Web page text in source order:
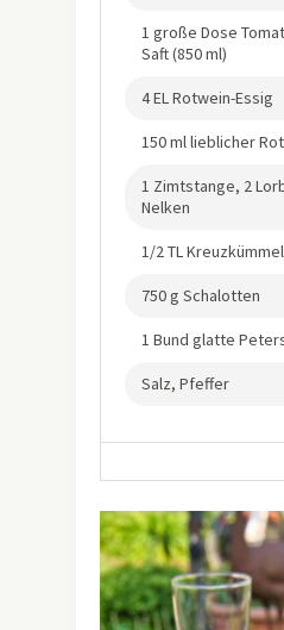
1 große Dose
Saft (850 ml)
4 EL Rotwein-Essig
150 ml lieblicher
1 Zimtstange, 2
Nelken
1/2 TL Kreuzkümmel
750 g Schalotten
1 Bund glatte
Salz, Pfeffer